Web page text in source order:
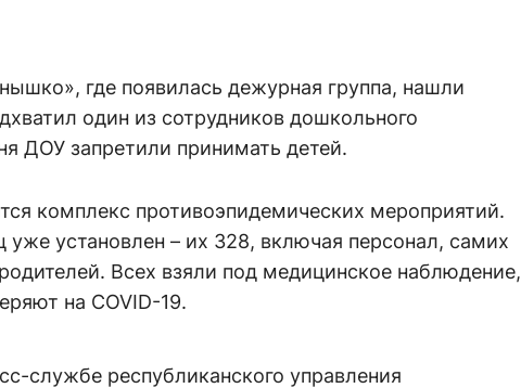
где появилась дежурная группа, нашли
один из сотрудников дошкольного
ДОУ запретили принимать детей.
комплекс противоэпидемических мероприятий.
уже установлен – их 328, включая персонал, самих
Всех взяли под медицинское наблюдение,
на COVID-19.
службе республиканского управления